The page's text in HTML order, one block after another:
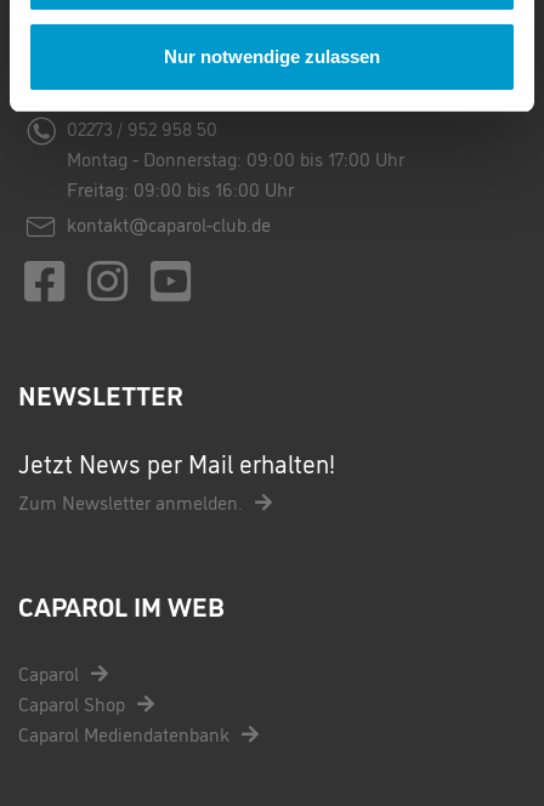
Nur notwendige zulassen
CAPAROL FÜR FACHHANDWERKER
Kontakt
02273 / 952 958 50
Montag - Donnerstag: 09:00 bis 17:00 Uhr
Freitag: 09:00 bis 16:00 Uhr
kontakt@caparol-club.de
NEWSLETTER
Jetzt News per Mail erhalten!
Zum Newsletter anmelden.
CAPAROL IM WEB
Caparol
Caparol Shop
Caparol Mediendatenbank